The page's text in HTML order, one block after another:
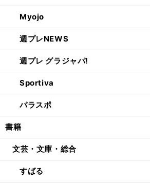
Myojo
週プレNEWS
週プレ グラジャパ!
Sportiva
パラスポ
書籍
文芸・文庫・総合
すばる